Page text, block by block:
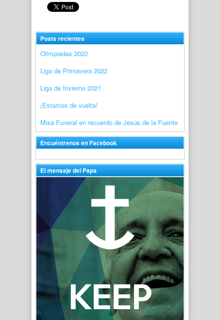
Posts recientes
Olimpiadas 2022
Liga de Primavera 2022
Liga de Invierno 2021
¡Estamos de vuelta!
Misa Funeral en recuerdo de Jesús de la Fuente
Encuéntrenos en Facebook
El mensaje del Papa